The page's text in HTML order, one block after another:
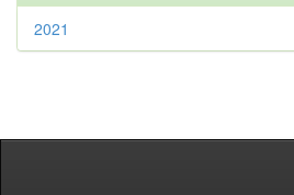
2021